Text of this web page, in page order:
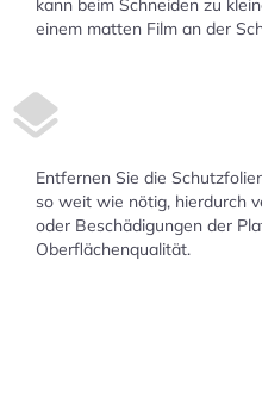
kann beim Schneiden zu
einem matten Film an der
Entfernen Sie die
so weit wie nötig, hierdurch
oder Beschädigungen der
Oberflächenqualität.